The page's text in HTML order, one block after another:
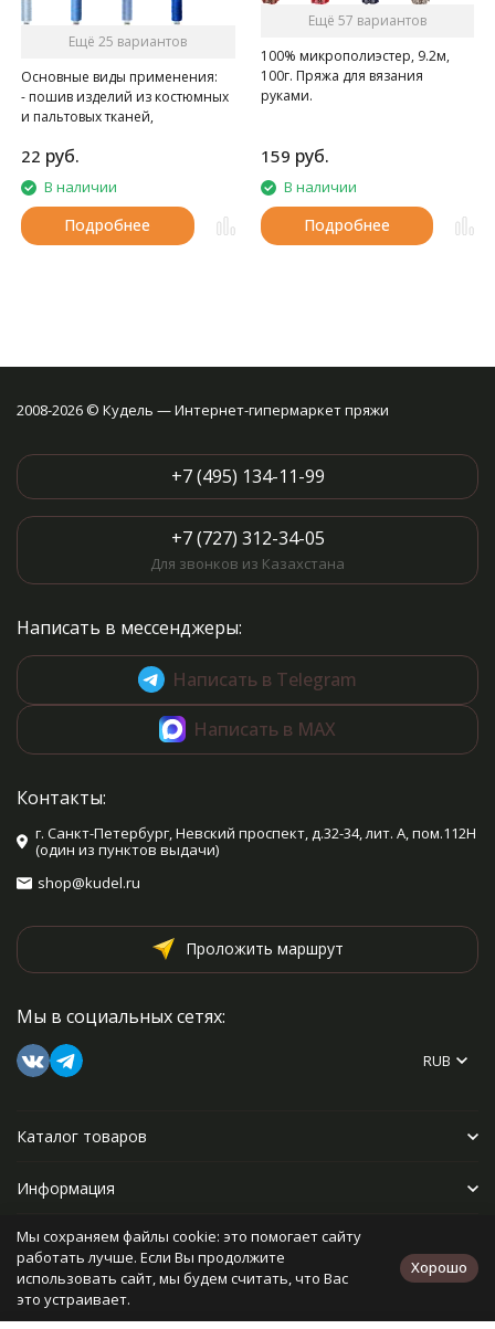
Ещё 25 вариантов
Основные виды применения:
- пошив изделий из костюмных
и пальтовых тканей,
- при швейно-клеевом
скреплении книг в типографии
22 руб.
В наличии
Подробнее
Ещё 57 вариантов
100% микрополиэстер, 9.2м,
100г. Пряжа для вязания
руками.
159 руб.
В наличии
Подробнее
2008-2026 © Кудель — Интернет-гипермаркет пряжи
+7 (495) 134-11-99
+7 (727) 312-34-05
Для звонков из Казахстана
Написать в мессенджеры:
Написать в Telegram
Написать в MAX
Контакты:
г. Санкт-Петербург, Невский проспект, д.32-34, лит. А, пом.112Н
(один из пунктов выдачи)
shop@kudel.ru
Проложить маршрут
Мы в социальных сетях:
RUB
Каталог товаров
Информация
Прочее
Политика персональных данных
Мы сохраняем файлы cookie: это помогает сайту
работать лучше. Если Вы продолжите
использовать сайт, мы будем считать, что Вас
это устраивает.
Хорошо